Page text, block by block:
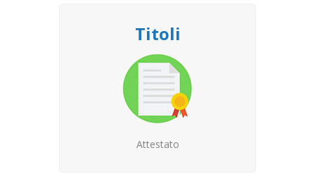
Titoli
Attestato